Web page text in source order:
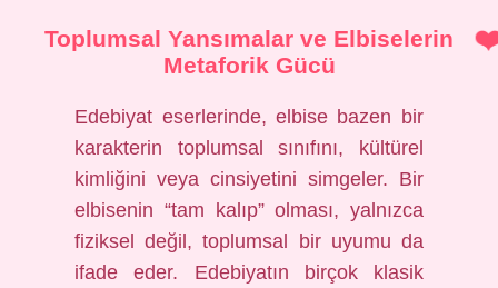
Toplumsal Yansımalar ve Elbiselerin
Metaforik Gücü
Edebiyat eserlerinde, elbise bazen bir
karakterin toplumsal sınıfını, kültürel
kimliğini veya cinsiyetini simgeler. Bir
elbisenin “tam kalıp” olması, yalnızca
fiziksel değil, toplumsal bir uyumu da
ifade eder. Edebiyatın birçok klasik